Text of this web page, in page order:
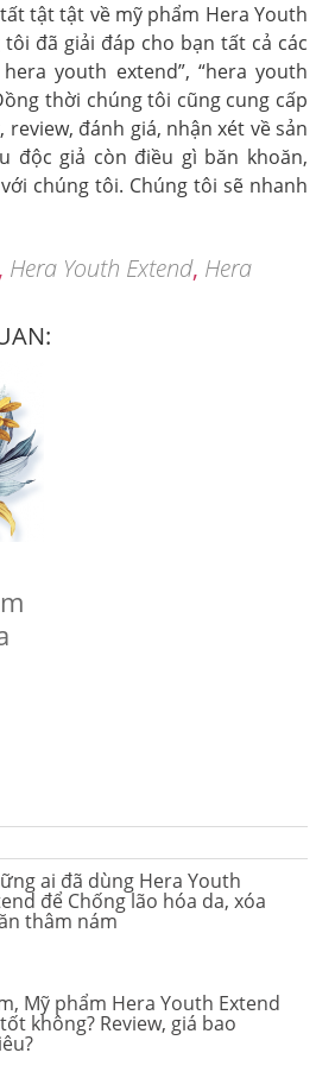
tật tật về mỹ phẩm Hera Youth
đã giải đáp cho bạn tất cả các
youth extend”, “hera youth
thời chúng tôi cũng cung cấp
đánh giá, nhận xét về sản
độc giả còn điều gì băn khoăn,
chúng tôi. Chúng tôi sẽ nhanh
Hera Youth Extend, Hera
ai đã dùng Hera Youth
để Chống lão hóa da, xóa
thâm nám
Mỹ phẩm Hera Youth Extend
không? Review, giá bao